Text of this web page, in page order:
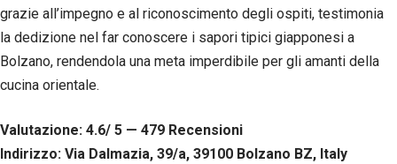
grazie all’impegno e al riconoscimento degli ospiti, testimonia
la dedizione nel far conoscere i sapori tipici giapponesi a
Bolzano, rendendola una meta imperdibile per gli amanti della
cucina orientale.
Valutazione: 4.6/ 5 — 479 Recensioni
Indirizzo: Via Dalmazia, 39/a, 39100 Bolzano BZ, Italy